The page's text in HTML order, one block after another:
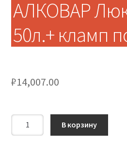
АЛКОВАР
50л.+ кламп
₽14,007.00
В корзину